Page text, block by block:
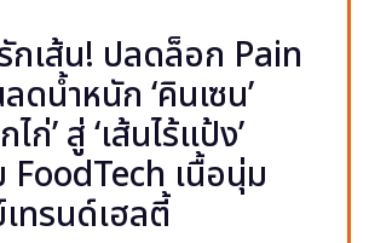
เส้น! ปลดล็อก Pain
น้ำหนัก ‘คินเซน’
ก่’ สู่ ‘เส้นไร้แป้ง’
FoodTech เนื้อนุ่ม
ทรนด์เฮลตี้